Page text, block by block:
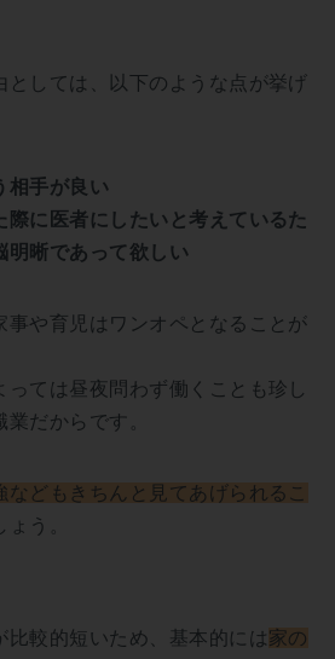
としては、以下のような点が挙げ
相手が良い
際に医者にしたいと考えているた
明晰であって欲しい
事や育児はワンオペとなることが
っては昼夜問わず働くことも珍し
だからです。
などもきちんと見てあげられるこ
う。
比較的短いため、基本的には 家の